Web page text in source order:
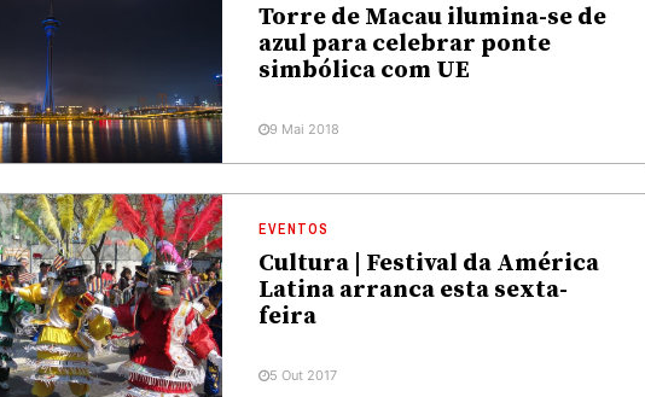
Torre de Macau ilumina-se de
azul para celebrar ponte
simbólica com UE
9 Mai 2018
EVENTOS
Cultura | Festival da América
Latina arranca esta sexta-
feira
5 Out 2017